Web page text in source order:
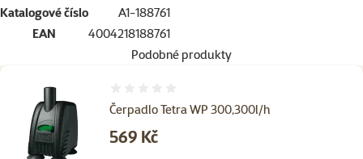
Katalogové číslo
A1-188761
EAN
4004218188761
Podobné produkty
Čerpadlo Tetra WP 300,300l/h
Cena
569 Kč